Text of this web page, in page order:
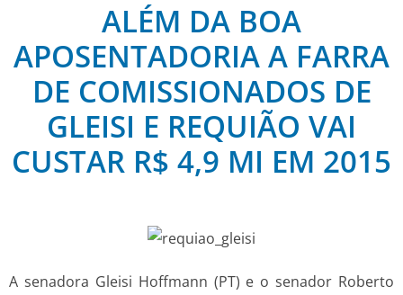
ALÉM DA BOA
APOSENTADORIA A FARRA
DE COMISSIONADOS DE
GLEISI E REQUIÃO VAI
CUSTAR R$ 4,9 MI EM 2015
A senadora Gleisi Hoffmann (PT) e o senador Roberto